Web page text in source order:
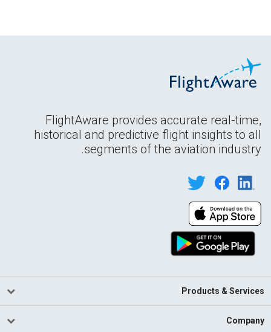
FlightAware provides accurate real-time,
historical and predictive flight insights to all
segments of the aviation industry.
Products & Services
Company